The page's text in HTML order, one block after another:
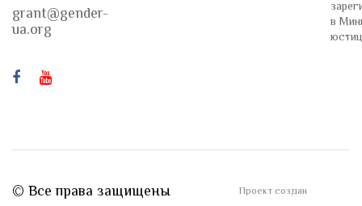
grant@gender-
ua.org
в
© Все права защищены Проект создан